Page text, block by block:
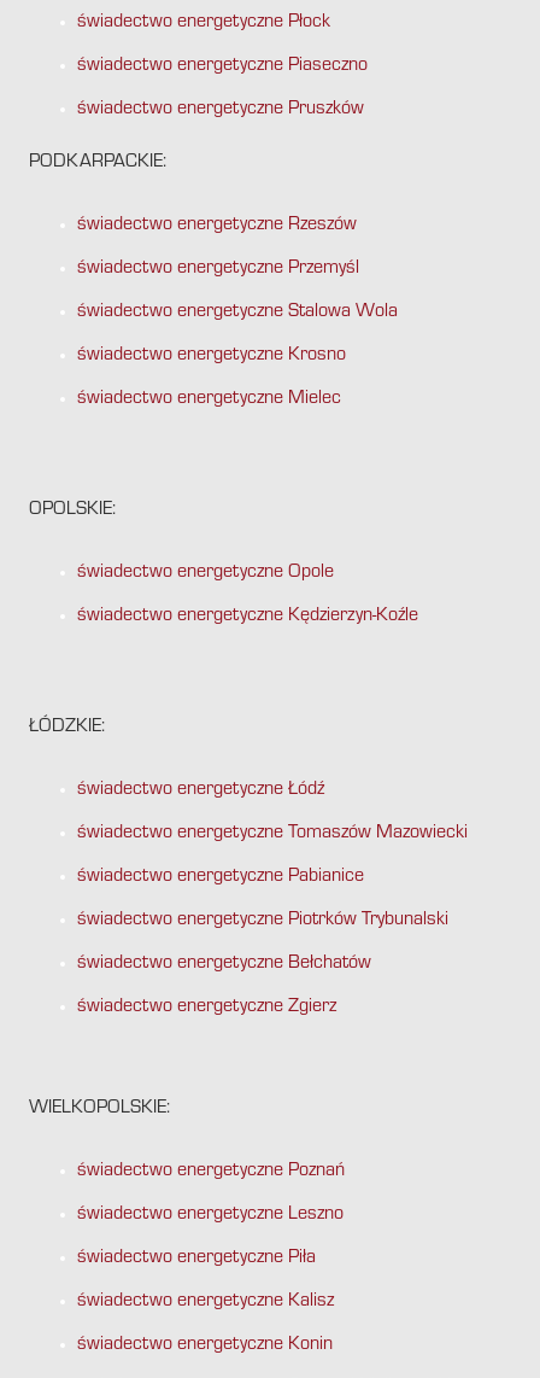
świadectwo energetyczne Płock
świadectwo energetyczne Piaseczno
świadectwo energetyczne Pruszków
PODKARPACKIE:
świadectwo energetyczne Rzeszów
świadectwo energetyczne Przemyśl
świadectwo energetyczne Stalowa Wola
świadectwo energetyczne Krosno
świadectwo energetyczne Mielec
OPOLSKIE:
świadectwo energetyczne Opole
świadectwo energetyczne Kędzierzyn-Koźle
ŁÓDZKIE:
świadectwo energetyczne Łódź
świadectwo energetyczne Tomaszów Mazowiecki
świadectwo energetyczne Pabianice
świadectwo energetyczne Piotrków Trybunalski
świadectwo energetyczne Bełchatów
świadectwo energetyczne Zgierz
WIELKOPOLSKIE:
świadectwo energetyczne Poznań
świadectwo energetyczne Leszno
świadectwo energetyczne Piła
świadectwo energetyczne Kalisz
świadectwo energetyczne Konin